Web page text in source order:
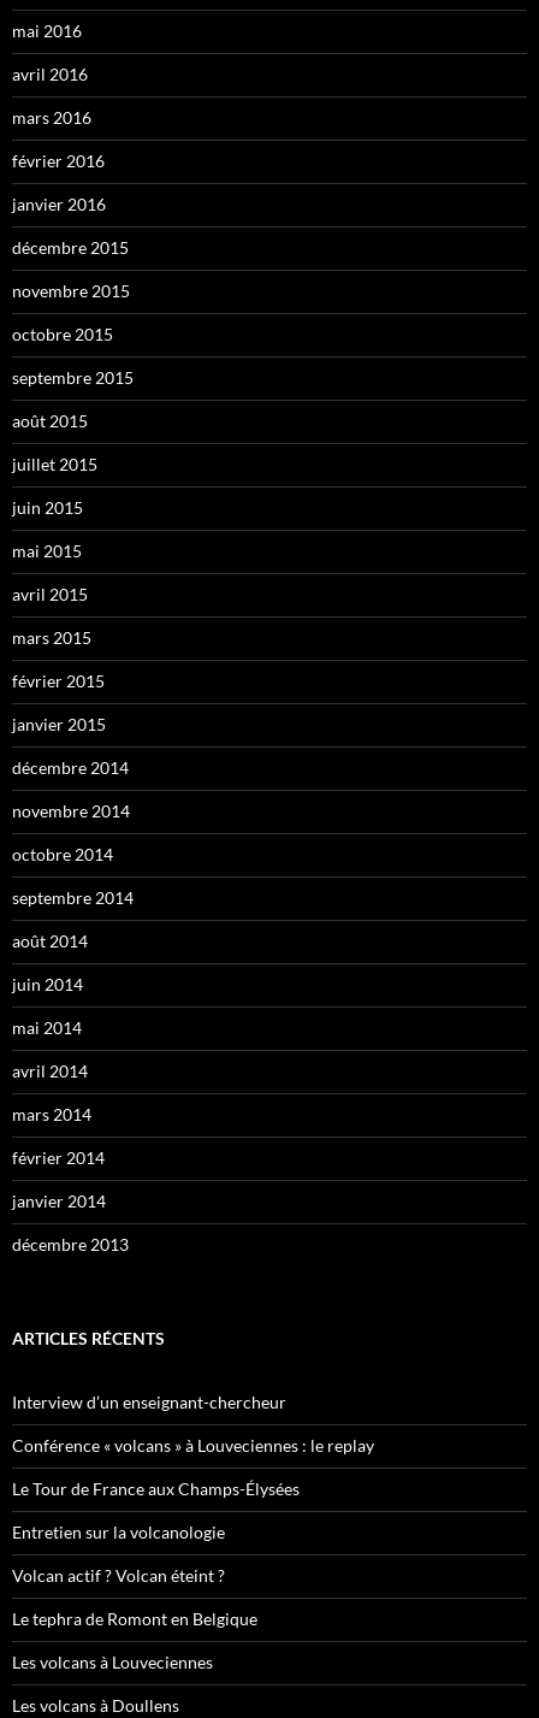
mai 2016
avril 2016
mars 2016
février 2016
janvier 2016
décembre 2015
novembre 2015
octobre 2015
septembre 2015
août 2015
juillet 2015
juin 2015
mai 2015
avril 2015
mars 2015
février 2015
janvier 2015
décembre 2014
novembre 2014
octobre 2014
septembre 2014
août 2014
juin 2014
mai 2014
avril 2014
mars 2014
février 2014
janvier 2014
décembre 2013
ARTICLES RÉCENTS
Interview d’un enseignant-chercheur
Conférence « volcans » à Louveciennes : le replay
Le Tour de France aux Champs-Élysées
Entretien sur la volcanologie
Volcan actif ? Volcan éteint ?
Le tephra de Romont en Belgique
Les volcans à Louveciennes
Les volcans à Doullens